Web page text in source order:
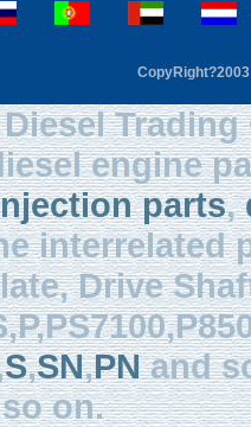
engine
parts,
interrelated
Drive
S,SN,PNand
on.